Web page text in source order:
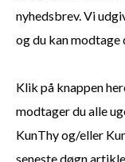
nyhedsbrev. Vi
og du kan modtage
Klik på knappen
modtager du alle
KunThy og/eller
seneste døgn